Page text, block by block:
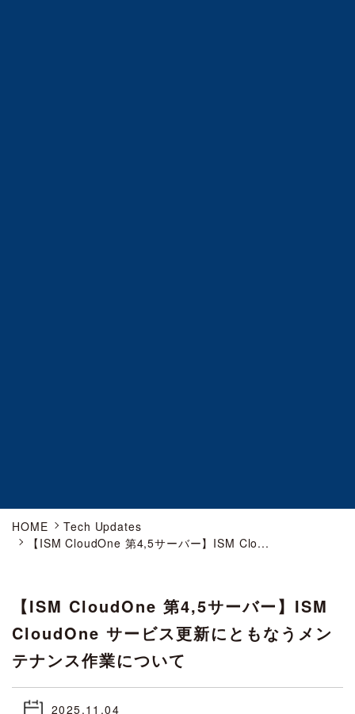
HOME
Tech Updates
【ISM CloudOne 第4,5サーバー】ISM Clo...
【ISM CloudOne 第4,5サーバー】ISM
CloudOne サービス更新にともなうメン
テナンス作業について
2025.11.04